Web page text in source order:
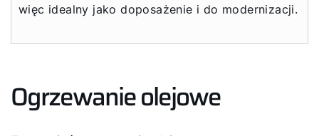
więc idealny jako doposażenie i do modernizacji.
Ogrzewanie olejowe